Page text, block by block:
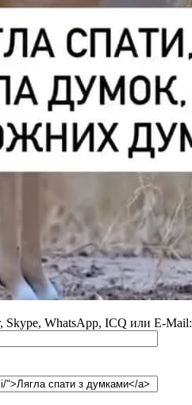
Skype, WhatsApp, ICQ или E-Mail: